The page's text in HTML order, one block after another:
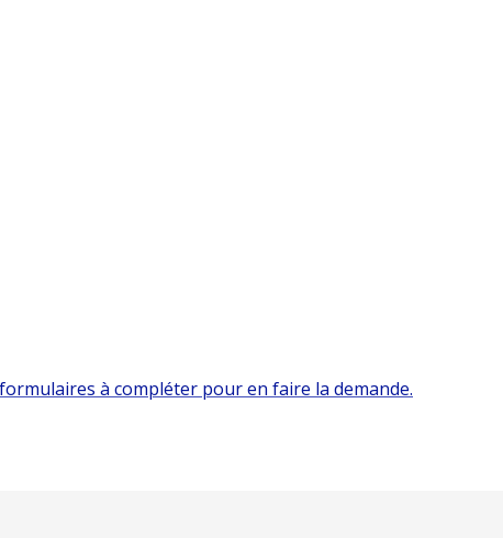
à compléter pour en faire la demande.